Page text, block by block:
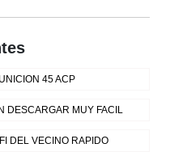
45 ACP
DESCARGAR MUY FACIL
DEL VECINO RAPIDO